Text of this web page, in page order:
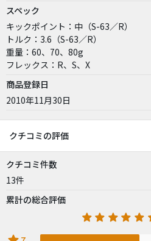
スペック
キックポイント：中（S-63／R）
トルク：3.6（S-63／R）
重量：60、70、80g
フレックス：R、S、X
商品登録日
2010年11月30日
クチコミの評価
クチコミ件数
13件
累計の総合評価